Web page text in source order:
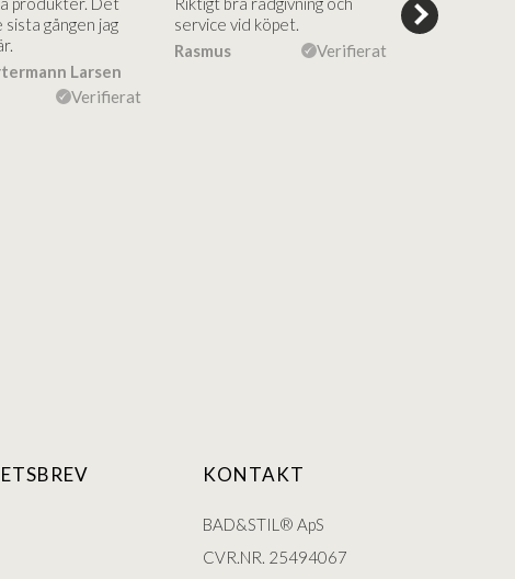
gången jag
Larsen
Verifierat
service vid köpet.
Rasmus
Verifierat
vägledning
KONTAKT
BAD&STIL® ApS
CVR.NR. 25494067